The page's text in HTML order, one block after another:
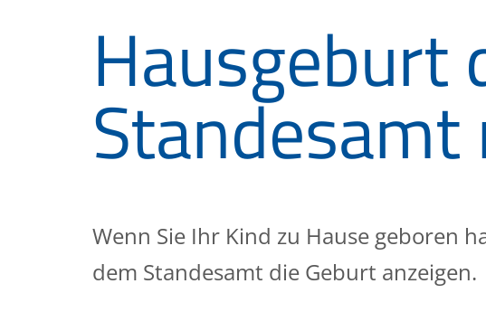
Hausgeburt
Standesamt
Wenn Sie Ihr Kind zu Hause geboren
dem Standesamt die Geburt anzeigen.